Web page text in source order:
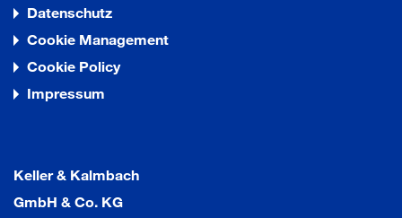
Datenschutz
Cookie Management
Cookie Policy
Impressum
Keller & Kalmbach
GmbH & Co. KG